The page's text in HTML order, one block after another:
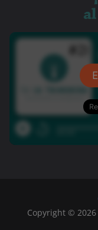
Copyright © 2026